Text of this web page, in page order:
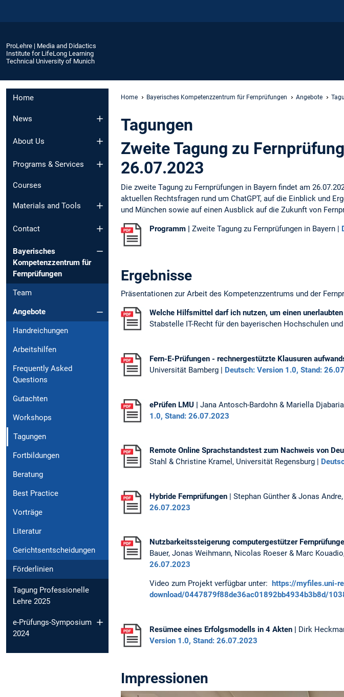
ProLehre | Media and Didactics
Institute for LifeLong Learning
Technical University of Munich
Home
News
About Us
Programs & Services
Courses
Materials and Tools
Contact
Bayerisches
Kompetenzzentrum für
Fernprüfungen
Team
Angebote
Handreichungen
Arbeitshilfen
Frequently Asked
Questions
Gutachten
Workshops
Tagungen
Fortbildungen
Beratung
Best Practice
Vorträge
Literatur
Gerichtsentscheidungen
Förderlinien
Tagung Professionelle
Lehre 2025
e-Prüfungs-Symposium
2024
Home Bayerisches Kompetenzzentrum für Fernprüfungen Angebote
Tagungen
Zweite Tagung zu
26.07.2023
Die zweite Tagung zu Fernprüfungen in Bayern findet am
aktuellen Rechtsfragen rund um ChatGPT, auf die Einblick und
und München sowie auf einen Ausblick auf die Zukunft von
Programm | Zweite Tagung zu Fernprüfungen in Bayern |
Ergebnisse
Präsentationen zur Arbeit des Kompetenzzentrums und der
Welche Hilfsmittel darf ich nutzen, um einen
Stabstelle IT-Recht für den bayerischen Hochschulen
Fern-E-Prüfungen - rechnergestützte Klausuren
Universität Bamberg | Deutsch: Version 1.0, Stand:
ePrüfen LMU | Jana Antosch-Bardohn & Mariella
1.0, Stand: 26.07.2023
Remote Online Sprachstandstest zum Nachweis von
Stahl & Christine Kramel, Universität Regensburg |
Hybride Fernprüfungen | Stephan Günther & Jonas
26.07.2023
Nutzbarkeitssteigerung computergestützer
Bauer, Jonas Weihmann, Nicolas Roeser & Marc
26.07.2023
Video zum Projekt verfügbar unter:
https://myfiles.uni-
download/0447879f88de36ac01892bb4934b3b8d/
Resümee eines Erfolgsmodells in 4 Akten | Dirk
Version 1.0, Stand: 26.07.2023
Impressionen